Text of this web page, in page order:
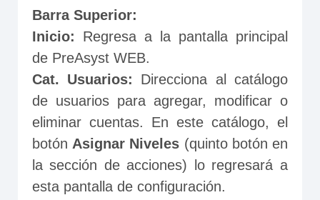
Barra Superior:
Inicio: Regresa a la pantalla principal
de PreAsyst WEB.
Cat. Usuarios:
Direcciona al catálogo
de usuarios para agregar, modificar o
eliminar cuentas. En este catálogo, el
botón Asignar Niveles (quinto botón en
la sección de acciones) lo regresará a
esta pantalla de configuración.